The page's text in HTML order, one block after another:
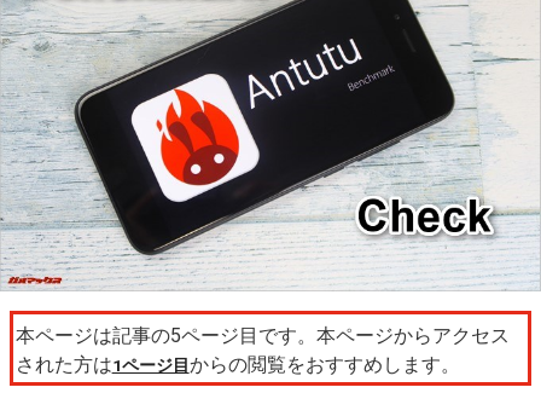
本ページは記事の5ページ目です。本ページからアクセス
された方は1ページ目からの閲覧をおすすめします。